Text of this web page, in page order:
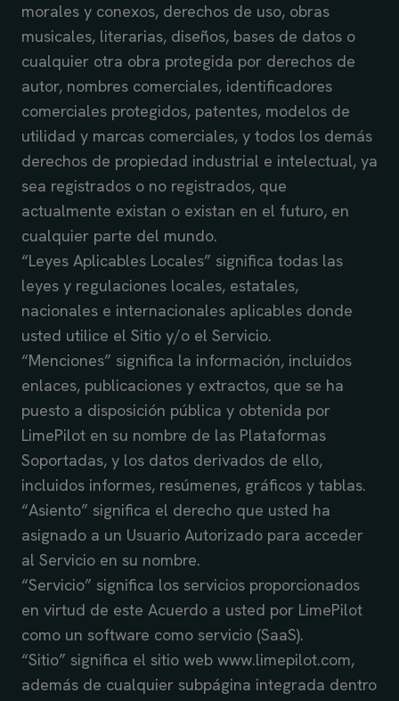
morales y conexos, derechos de uso, obras
musicales, literarias, diseños, bases de datos o
cualquier otra obra protegida por derechos de
autor, nombres comerciales, identificadores
comerciales protegidos, patentes, modelos de
utilidad y marcas comerciales, y todos los demás
derechos de propiedad industrial e intelectual, ya
sea registrados o no registrados, que
actualmente existan o existan en el futuro, en
cualquier parte del mundo.
“Leyes Aplicables Locales” significa todas las
leyes y regulaciones locales, estatales,
nacionales e internacionales aplicables donde
usted utilice el Sitio y/o el Servicio.
“Menciones” significa la información, incluidos
enlaces, publicaciones y extractos, que se ha
puesto a disposición pública y obtenida por
LimePilot en su nombre de las Plataformas
Soportadas, y los datos derivados de ello,
incluidos informes, resúmenes, gráficos y tablas.
“Asiento” significa el derecho que usted ha
asignado a un Usuario Autorizado para acceder
al Servicio en su nombre.
“Servicio” significa los servicios proporcionados
en virtud de este Acuerdo a usted por LimePilot
como un software como servicio (SaaS).
“Sitio” significa el sitio web www.limepilot.com,
además de cualquier subpágina integrada dentro